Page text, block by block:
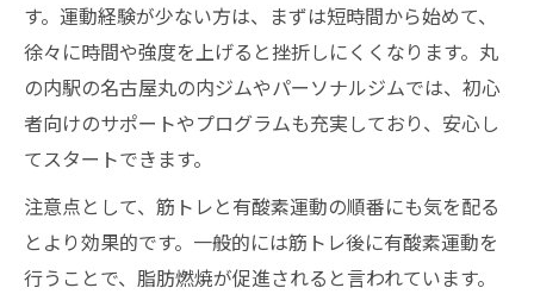
す。運動経験が少ない方は、まずは短時間から始めて、
徐々に時間や強度を上げると挫折しにくくなります。丸
の内駅の名古屋丸の内ジムやパーソナルジムでは、初心
者向けのサポートやプログラムも充実しており、安心し
てスタートできます。
注意点として、筋トレと有酸素運動の順番にも気を配る
とより効果的です。一般的には筋トレ後に有酸素運動を
行うことで、脂肪燃焼が促進されると言われています。